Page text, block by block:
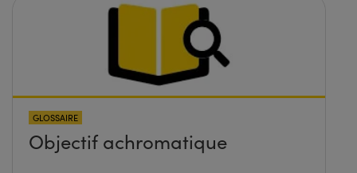
GLOSSAIRE
Objectif achromatique